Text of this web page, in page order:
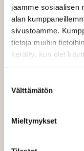
jaamme sosiaalisen
alan
sivustoamme.
tietoja muihin
kerätty, kun olet
valinta
Välttämätön
Mieltymykset